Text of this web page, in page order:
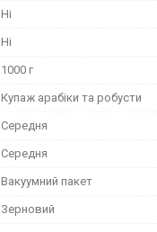
Ні
Ні
1000 г
Купаж арабіки та робусти
Середня
Середня
Вакуумний пакет
Зерновий